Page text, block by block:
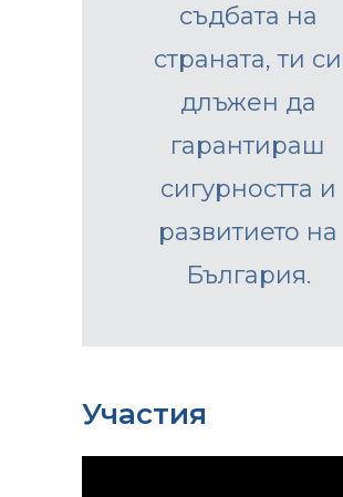
съдбата на
страната, ти си
длъжен да
гарантираш
сигурността и
развитието на
България.
Участия